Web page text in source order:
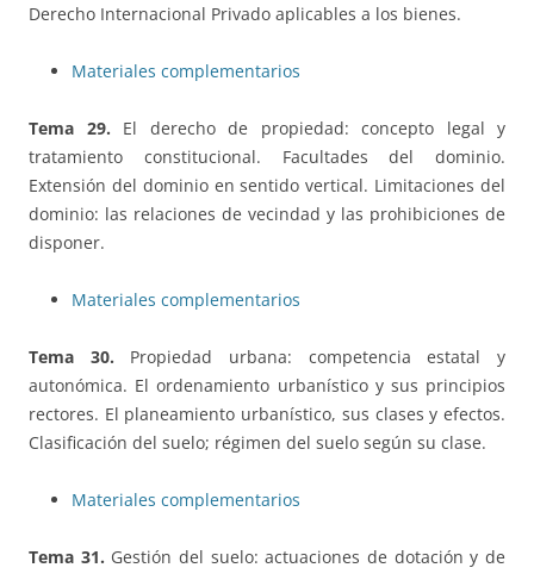
Derecho Internacional Privado aplicables a los bienes.
Materiales complementarios
Tema 29. El derecho de propiedad: concepto legal y
tratamiento constitucional. Facultades del dominio.
Extensión del dominio en sentido vertical. Limitaciones del
dominio: las relaciones de vecindad y las prohibiciones de
disponer.
Materiales complementarios
Tema 30. Propiedad urbana: competencia estatal y
autonómica. El ordenamiento urbanístico y sus principios
rectores. El planeamiento urbanístico, sus clases y efectos.
Clasificación del suelo; régimen del suelo según su clase.
Materiales complementarios
Tema 31. Gestión del suelo: actuaciones de dotación y de